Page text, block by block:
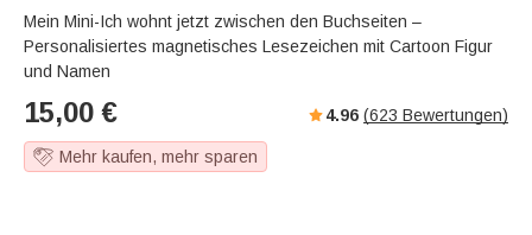
e
t
e
e
r
l
Mein Mini-Ich wohnt jetzt zwischen den Buchseiten –
Personalisiertes magnetisches Lesezeichen mit Cartoon Figur
und Namen
15,00 € 4.96 (623 Bewertungen)
Mehr kaufen, mehr sparen